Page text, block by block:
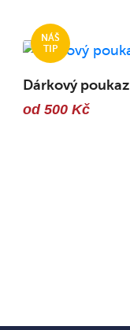
Dárkový
od 500 Kč